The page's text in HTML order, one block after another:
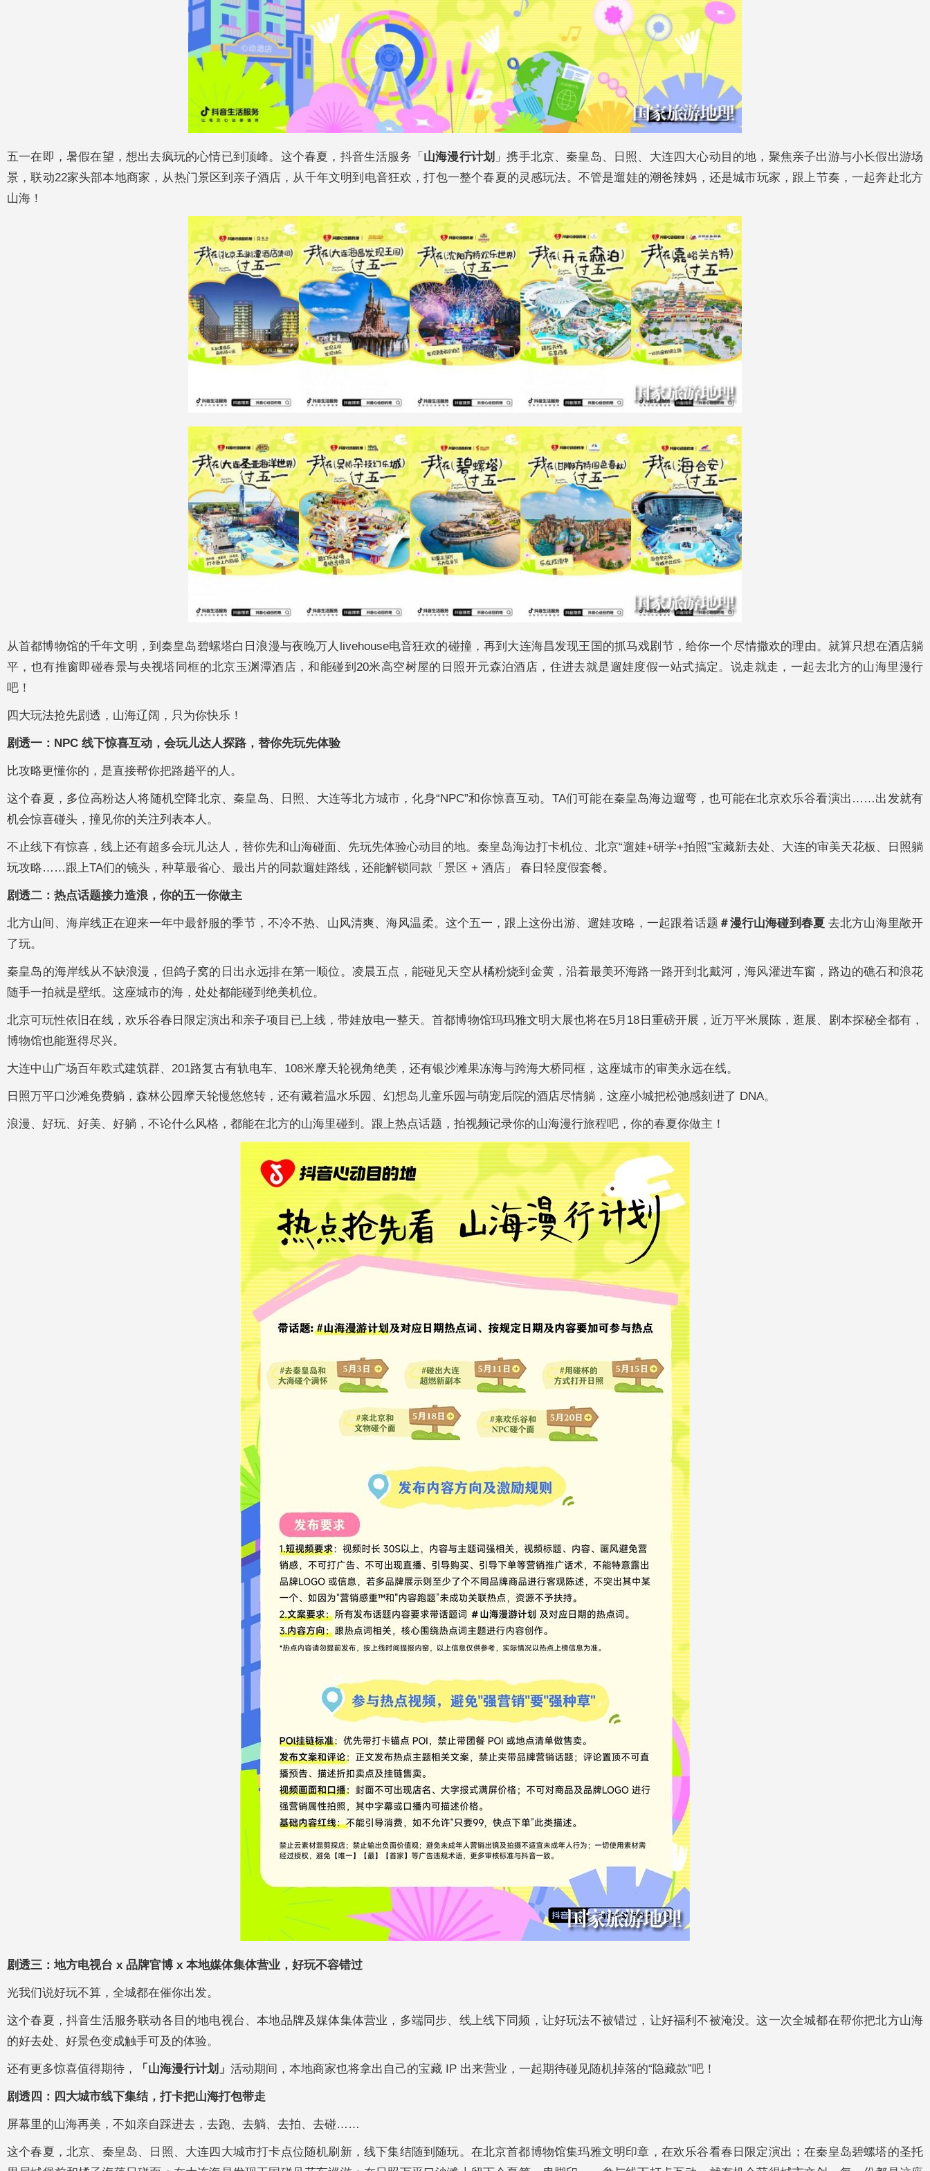
五一在即，暑假在望，想出去疯玩的心情已到顶峰。这个春夏，抖音生活服务「 山海漫行计划 」携手北京、秦皇岛、日照、大连四大心动目的地，聚焦亲子出游与小长假出游场
景，联动22家头部本地商家，从热门景区到亲子酒店，从千年文明到电音狂欢，打包一整个春夏的灵感玩法。不管是遛娃的潮爸辣妈，还是城市玩家，跟上节奏，一起奔赴北方
山海！
从首都博物馆的千年文明，到秦皇岛碧螺塔白日浪漫与夜晚万人livehouse电音狂欢的碰撞，再到大连海昌发现王国的抓马戏剧节，给你一个尽情撒欢的理由。就算只想在酒店躺
平，也有推窗即碰春景与央视塔同框的北京玉渊潭酒店，和能碰到20米高空树屋的日照开元森泊酒店，住进去就是遛娃度假一站式搞定。说走就走，一起去北方的山海里漫行
吧！
四大玩法抢先剧透，山海辽阔，只为你快乐！
剧透一： NPC 线下惊喜互动，会玩儿达人探路，替你先玩先体验
比攻略更懂你的，是直接帮你把路趟平的人。
这个春夏，多位高粉达人将随机空降北京、秦皇岛、日照、大连等北方城市，化身“NPC”和你惊喜互动。TA们可能在秦皇岛海边遛弯，也可能在北京欢乐谷看演出……出发就有
机会惊喜碰头，撞见你的关注列表本人。
不止线下有惊喜，线上还有超多会玩儿达人，替你先和山海碰面、先玩先体验心动目的地。秦皇岛海边打卡机位、北京“遛娃+研学+拍照”宝藏新去处、大连的审美天花板、日照躺
玩攻略……跟上TA们的镜头，种草最省心、最出片的同款遛娃路线，还能解锁同款「景区 + 酒店」 春日轻度假套餐。
剧透二：热点话题接力造浪，你的五一你做主
北方山间、海岸线正在迎来一年中最舒服的季节，不冷不热、山风清爽、海风温柔。这个五一，跟上这份出游、遛娃攻略，一起跟着话题 ＃漫行山海碰到春夏去北方山海里敞开
了玩。
秦皇岛的海岸线从不缺浪漫，但鸽子窝的日出永远排在第一顺位。凌晨五点，能碰见天空从橘粉烧到金黄，沿着最美环海路一路开到北戴河，海风灌进车窗，路边的礁石和浪花
随手一拍就是壁纸。这座城市的海，处处都能碰到绝美机位。
北京可玩性依旧在线，欢乐谷春日限定演出和亲子项目已上线，带娃放电一整天。首都博物馆玛玛雅文明大展也将在5月18日重磅开展，近万平米展陈，逛展、剧本探秘全都有，
博物馆也能逛得尽兴。
大连中山广场百年欧式建筑群、201路复古有轨电车、108米摩天轮视角绝美，还有银沙滩果冻海与跨海大桥同框，这座城市的审美永远在线。
日照万平口沙滩免费躺，森林公园摩天轮慢悠悠转，还有藏着温水乐园、幻想岛儿童乐园与萌宠后院的酒店尽情躺，这座小城把松弛感刻进了 DNA。
浪漫、好玩、好美、好躺，不论什么风格，都能在北方的山海里碰到。跟上热点话题，拍视频记录你的山海漫行旅程吧，你的春夏你做主！
剧透三：地方电视台 x 品牌官博 x 本地媒体集体营业，好玩不容错过
光我们说好玩不算，全城都在催你出发。
这个春夏，抖音生活服务联动各目的地电视台、本地品牌及媒体集体营业，多端同步、线上线下同频，让好玩法不被错过，让好福利不被淹没。这一次全城都在帮你把北方山海
的好去处、好景色变成触手可及的体验。
还有更多惊喜值得期待， 「山海漫行计划」 活动期间，本地商家也将拿出自己的宝藏 IP 出来营业，一起期待碰见随机掉落的“隐藏款”吧！
剧透四：四大城市线下集结，打卡把山海打包带走
屏幕里的山海再美，不如亲自踩进去，去跑、去躺、去拍、去碰……
这个春夏，北京、秦皇岛、日照、大连四大城市打卡点位随机刷新，线下集结随到随玩。在北京首都博物馆集玛雅文明印章，在欢乐谷看春日限定演出；在秦皇岛碧螺塔的圣托